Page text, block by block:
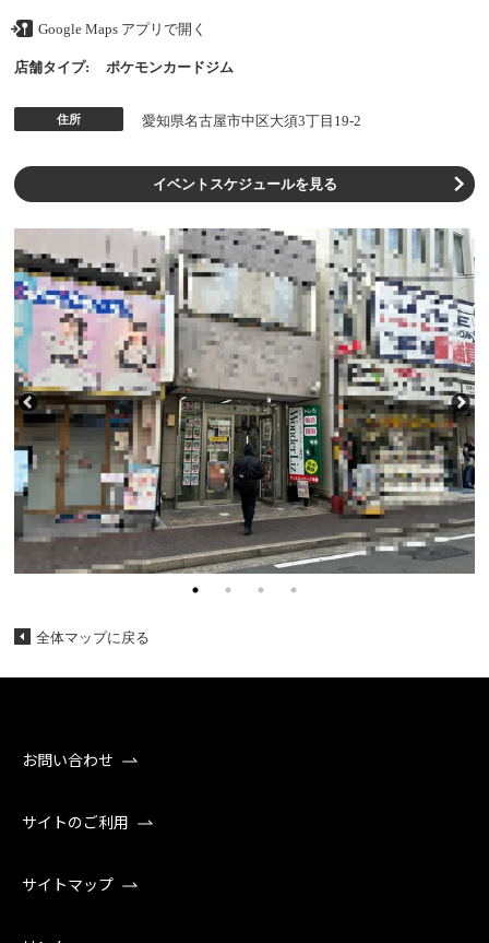
Google Maps アプリで開く
店舗タイプ: ポケモンカードジム
住所 愛知県名古屋市中区大須3丁目19‐2
イベントスケジュールを見る
全体マップに戻る
お問い合わせ
サイトのご利用
サイトマップ